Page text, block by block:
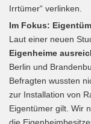
Irrtümer“ verlinken.
Im Fokus:
Laut einer neuen
Eigenheime
Berlin und
Befragten wussten
zur Installation von
Eigentümer gilt. Wir